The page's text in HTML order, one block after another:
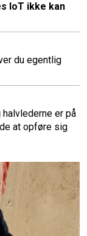
IoT ikke kan
du egentlig
er på
at opføre sig